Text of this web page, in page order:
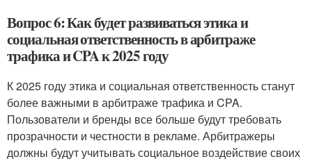
Вопрос 6: Как будет развиваться этика и
социальная ответственность в арбитраже
трафика и CPA к 2025 году
К 2025 году этика и социальная ответственность станут
более важными в арбитраже трафика и CPA.
Пользователи и бренды все больше будут требовать
прозрачности и честности в рекламе. Арбитражеры
должны будут учитывать социальное воздействие своих